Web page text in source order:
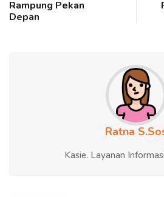
Rampung Pekan
Depan
Ratna
Kasie. Layanan